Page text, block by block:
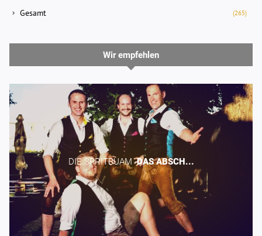
Gesamt (265)
Wir empfehlen
DIE SPRITBUAM -​DAS ABSCH...